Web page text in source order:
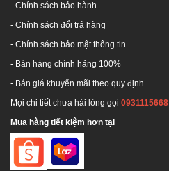
- Chính sách bảo hành
- Chính sách đổi trả hàng
- Chính sách bảo mật thông tin
- Bán hàng chính hãng 100%
- Bán giá khuyến mãi theo quy định
Mọi chi tiết chưa hài lòng gọi 0931115668
Mua hàng tiết kiệm hơn tại